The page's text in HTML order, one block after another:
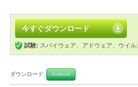
今すぐダウンロード
試験: スパイウェア、アドウェア、ウイ
ダウンロード: Android